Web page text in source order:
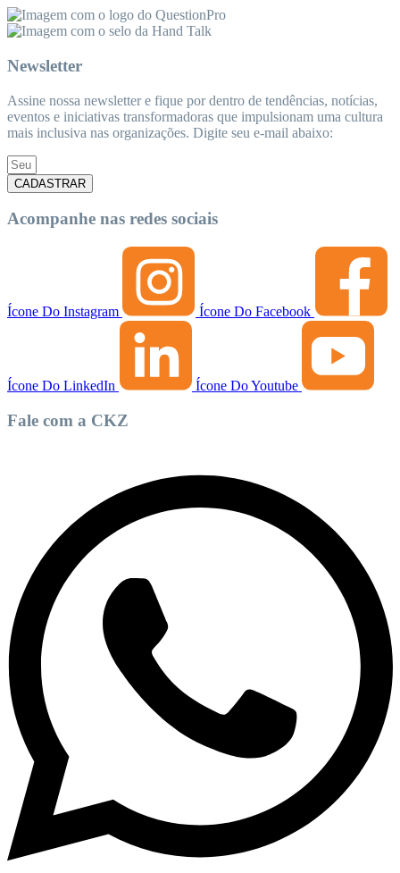
Newsletter
Assine nossa newsletter e fique por dentro de tendências, notícias,
eventos e iniciativas transformadoras que impulsionam uma cultura
mais inclusiva nas organizações. Digite seu e-mail abaixo:
CADASTRAR
Acompanhe nas redes sociais
Ícone Do Instagram Ícone Do Facebook
Ícone Do LinkedIn Ícone Do Youtube
Fale com a CKZ